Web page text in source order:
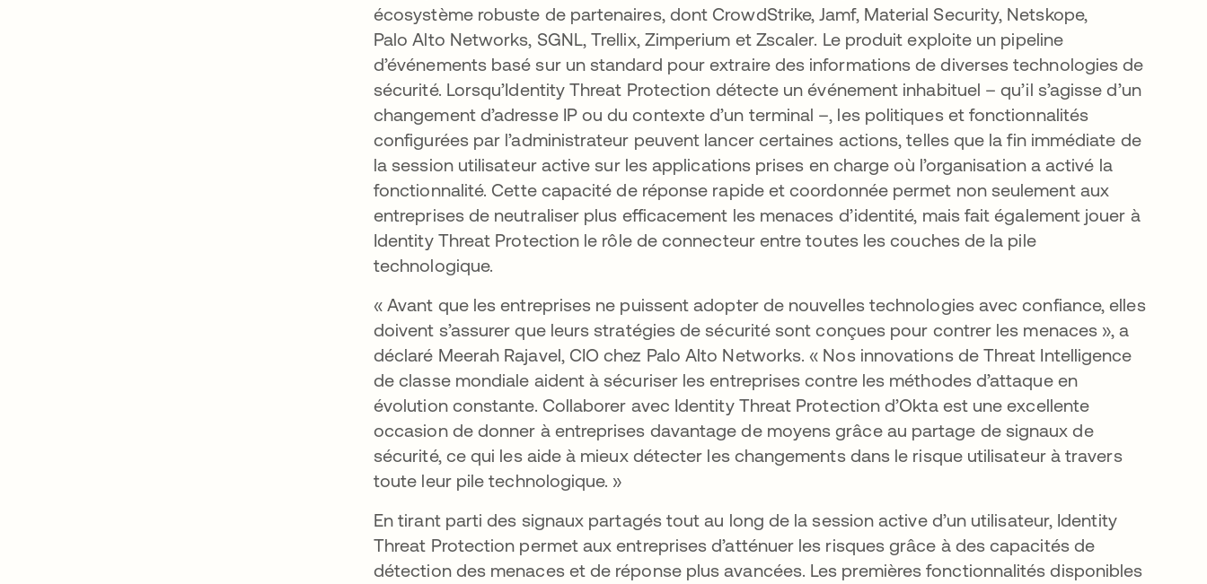
écosystème robuste de partenaires, dont CrowdStrike, Jamf, Material Security, Netskope,
Palo Alto Networks, SGNL, Trellix, Zimperium et Zscaler. Le produit exploite un pipeline
d’événements basé sur un standard pour extraire des informations de diverses technologies de
sécurité. Lorsqu’Identity Threat Protection détecte un événement inhabituel – qu’il s’agisse d’un
changement d’adresse IP ou du contexte d’un terminal –, les politiques et fonctionnalités
configurées par l’administrateur peuvent lancer certaines actions, telles que la fin immédiate de
la session utilisateur active sur les applications prises en charge où l’organisation a activé la
fonctionnalité. Cette capacité de réponse rapide et coordonnée permet non seulement aux
entreprises de neutraliser plus efficacement les menaces d’identité, mais fait également jouer à
Identity Threat Protection le rôle de connecteur entre toutes les couches de la pile
technologique.
« Avant que les entreprises ne puissent adopter de nouvelles technologies avec confiance, elles
doivent s’assurer que leurs stratégies de sécurité sont conçues pour contrer les menaces », a
déclaré Meerah Rajavel, CIO chez Palo Alto Networks. « Nos innovations de Threat Intelligence
de classe mondiale aident à sécuriser les entreprises contre les méthodes d’attaque en
évolution constante. Collaborer avec Identity Threat Protection d’Okta est une excellente
occasion de donner à entreprises davantage de moyens grâce au partage de signaux de
sécurité, ce qui les aide à mieux détecter les changements dans le risque utilisateur à travers
toute leur pile technologique. »
En tirant parti des signaux partagés tout au long de la session active d’un utilisateur, Identity
Threat Protection permet aux entreprises d’atténuer les risques grâce à des capacités de
détection des menaces et de réponse plus avancées. Les premières fonctionnalités disponibles